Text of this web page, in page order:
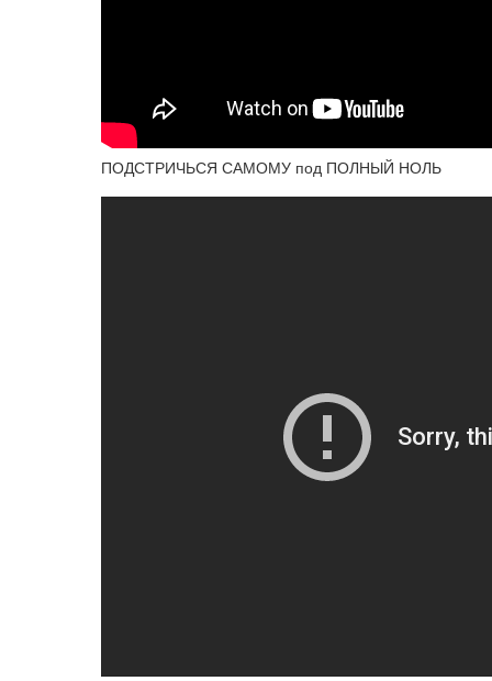
ПОДСТРИЧЬСЯ САМОМУ под ПОЛНЫЙ НОЛЬ